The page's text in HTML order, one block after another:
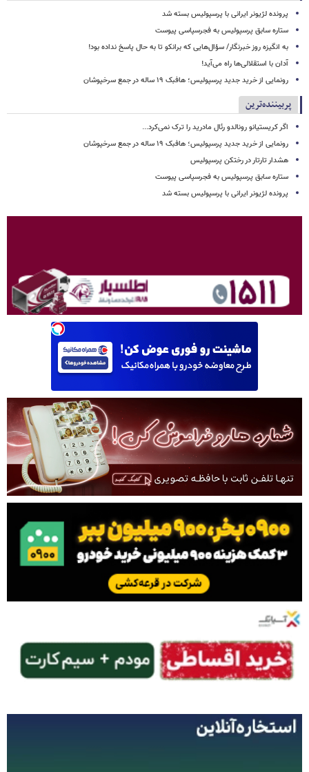
پرونده لژیونر ایرانی با پرسپولیس بسته شد
ستاره سابق پرسپولیس به فجرسپاسی پیوست
به انگیزه روز خبرنگار/ سؤال‌هایی که برانکو تا به حال پاسخ نداده بود!
آدان با استقلالی‌ها راه می‌آید!
رونمایی از خرید جدید پرسپولیس؛ هافبک ۱۹ ساله در جمع سرخپوشان
پربیننده‌ترین
اگر کریستیانو رونالدو رئال مادرید را ترک نمی‌کرد...
رونمایی از خرید جدید پرسپولیس؛ هافبک ۱۹ ساله در جمع سرخپوشان
هشدار تارتار در رختکن پرسپولیس
ستاره سابق پرسپولیس به فجرسپاسی پیوست
پرونده لژیونر ایرانی با پرسپولیس بسته شد